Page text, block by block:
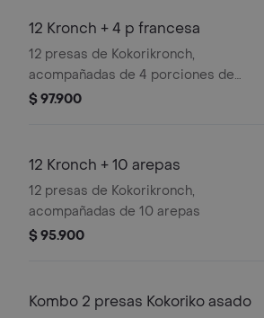
12 Kronch + 4 p francesa
12 presas de Kokorikronch,
acompañadas de 4 porciones de
papa francesa
$ 97.900
12 Kronch + 10 arepas
12 presas de Kokorikronch,
acompañadas de 10 arepas
$ 95.900
Kombo 2 presas Kokoriko asado